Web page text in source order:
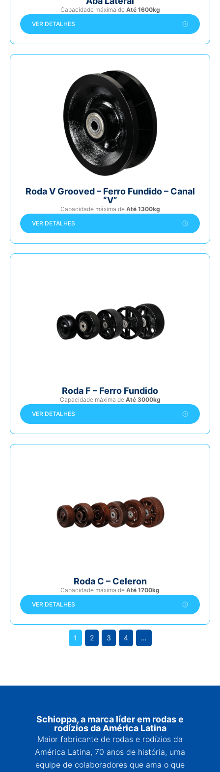
Capacidade máxima de Até 1600kg
VER DETALHES
Roda V Grooved – Ferro Fundido – Canal
“V”
Capacidade máxima de Até 1300kg
VER DETALHES
Roda F – Ferro Fundido
Capacidade máxima de Até 3000kg
VER DETALHES
Roda C – Celeron
Capacidade máxima de Até 1700kg
VER DETALHES
1 2 3 4 …
Schioppa, a marca líder em rodas e
rodízios da América Latina
Maior fabricante de rodas e rodízios da
América Latina, 70 anos de história, uma
equipe de colaboradores que ama o que